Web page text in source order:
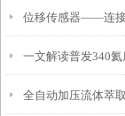
位移传感器——连
的桥梁
一文解读普发340
作原理
全自动加压流体萃